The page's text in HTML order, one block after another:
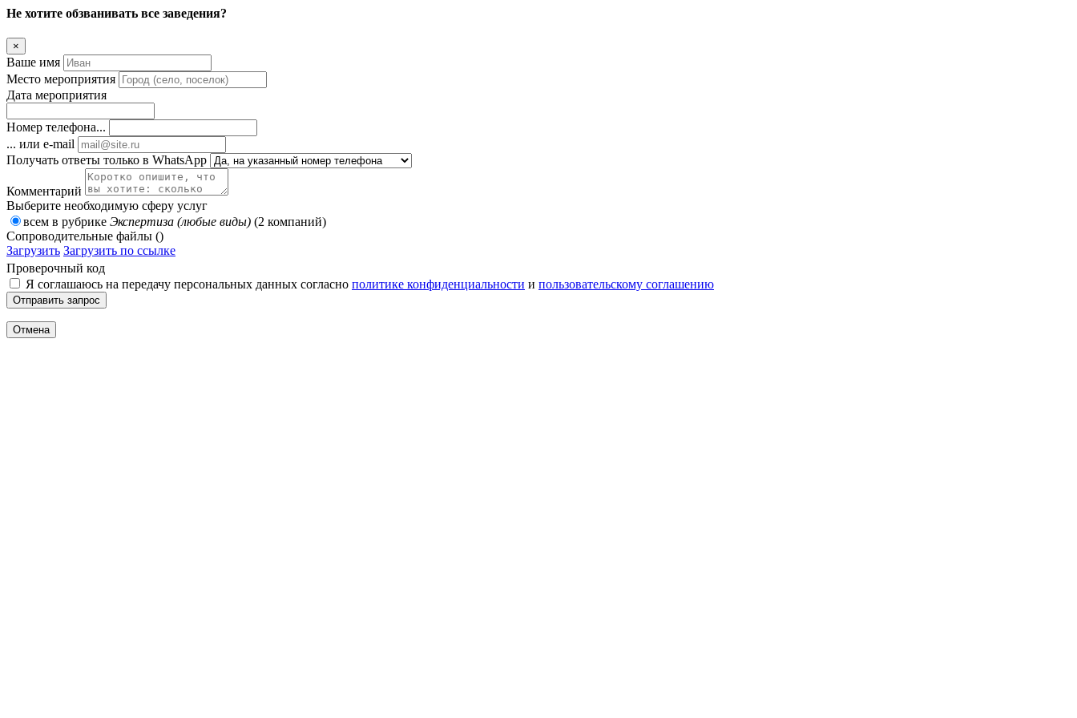
Не хотите обзванивать все заведения?
×
Ваше имя
Место мероприятия
Дата мероприятия
Номер телефона...
... или e-mail
Получать ответы только в WhatsApp
Комментарий
Выберите необходимую сферу услуг
всем в рубрике Экспертиза (любые виды) (2 компаний)
Сопроводительные файлы ()
Загрузить Загрузить по ссылке
Проверочный код
Я соглашаюсь на передачу персональных данных согласно политике конфиденциальности и пользовательскому соглашению
Отправить запрос
Отмена